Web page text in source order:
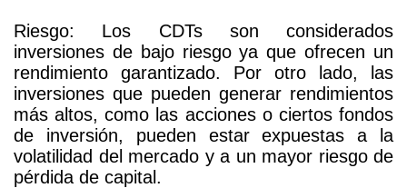
Riesgo: Los CDTs son considerados
inversiones de bajo riesgo ya que ofrecen un
rendimiento garantizado. Por otro lado, las
inversiones que pueden generar rendimientos
más altos, como las acciones o ciertos fondos
de inversión, pueden estar expuestas a la
volatilidad del mercado y a un mayor riesgo de
pérdida de capital.